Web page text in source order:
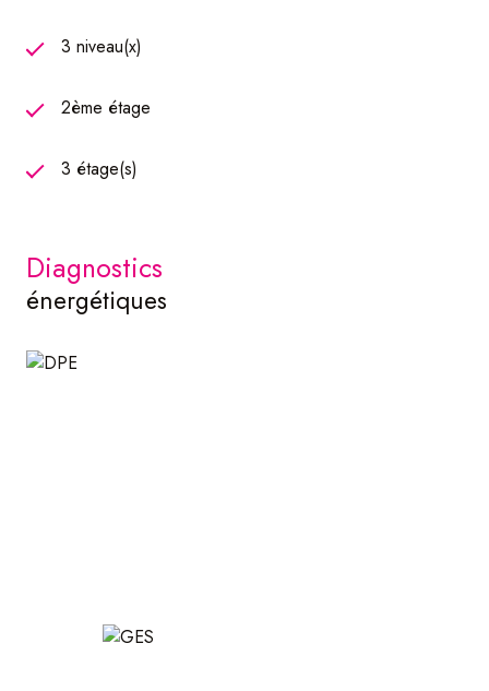
3 niveau(x)
2ème étage
3 étage(s)
diagnostics
énergétiques